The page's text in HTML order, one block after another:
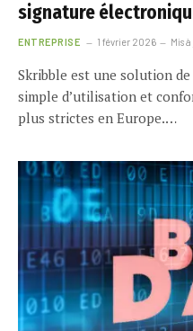
signature
ENTREPRISE 1 février 2026 Mis
Skribble est une solution
simple d’utilisation et
plus strictes en Europe.…